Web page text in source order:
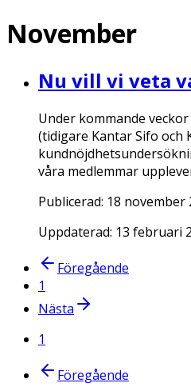
November
Nu vill vi veta
Under kommande
(tidigare Kantar Sifo och
våra medlemmar
Publicerad: 18 november
Uppdaterad: 13 februari
Föregående
1
Nästa
1
Föregående